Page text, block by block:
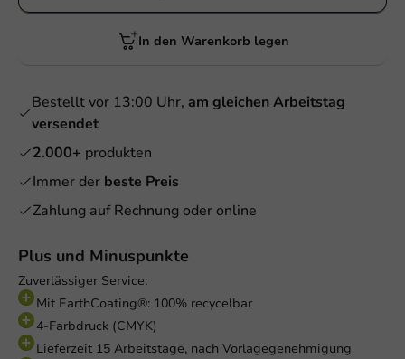
Plus und Minuspunkte
Zuverlässiger Service:
Mit EarthCoating®: 100% recycelbar
4-Farbdruck (CMYK)
Lieferzeit 15 Arbeitstage, nach Vorlagegenehmigung
In den Warenkorb legen
Bestellt vor 13:00 Uhr, am gleichen Arbeitstag
versendet
2.000+ produkten
Immer der beste Preis
Zahlung auf Rechnung oder online